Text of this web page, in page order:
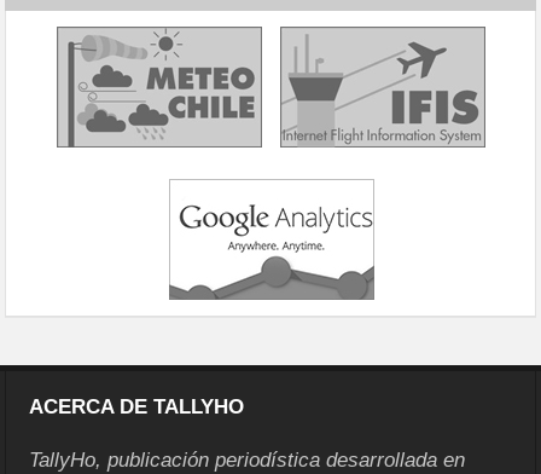
ACERCA DE TALLYHO
TallyHo, publicación periodística desarrollada en